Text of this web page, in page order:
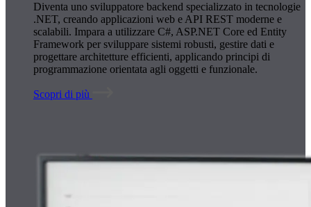
Diventa uno sviluppatore backend specializzato in tecnologie
.NET, creando applicazioni web e API REST moderne e
scalabili. Impara a utilizzare C#, ASP.NET Core ed Entity
Framework per sviluppare sistemi robusti, gestire dati e
progettare architetture efficienti, applicando principi di
programmazione orientata agli oggetti e funzionale.
Scopri di più